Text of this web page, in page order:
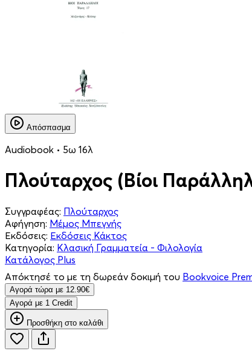
Απόσπασμα
Audiobook • 5ω 16λ
Πλούταρχος (Βίοι
Συγγραφέας: Πλούταρχος
Αφήγηση: Μέμος Μπεγνής
Εκδόσεις: Εκδόσεις Κάκτος
Κατηγορία: Κλασική Γραμματεία - Φιλολογία
Κατάλογος Plus
Απόκτησέ το με τη δωρεάν δοκιμή του Bookvoice
Aγορά τώρα με 12.90€
Aγορά με 1 Credit
Προσθήκη στο καλάθι